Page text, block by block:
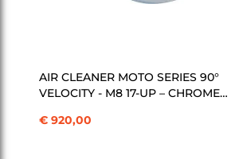
AIR CLEANER MOTO SERIES 90°
VELOCITY - M8 17-UP – CHROME
€ 920,00